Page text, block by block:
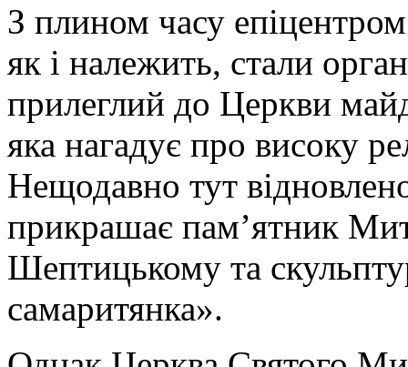
З плином часу
як і належить, стали
прилеглий до Церкви
яка нагадує про високу
Нещодавно тут
прикрашає пам’ятник
Шептицькому та
самаритянка».